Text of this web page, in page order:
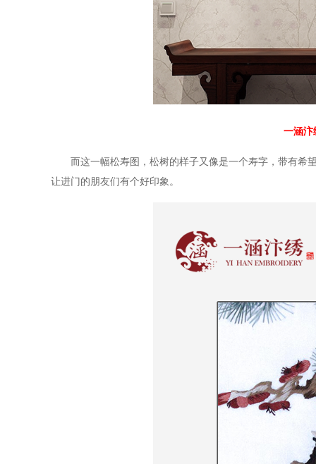
一涵汴
而这一幅松寿图，松树的样子又像是一个寿字，带有希
让进门的朋友们有个好印象。